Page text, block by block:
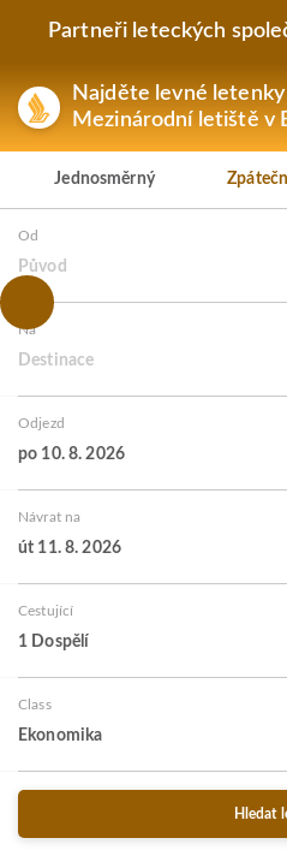
Partneři leteckých
Najděte levné
Mezinárodní letiště v
Jednosměrný
Od
Původ
Na
Destinace
Odjezd
po 10. 8. 2026
Návrat na
út 11. 8. 2026
Cestující
1 Dospělí
Class
Ekonomika
Hledat